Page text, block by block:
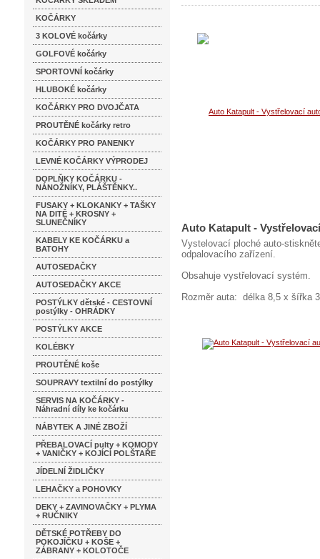
KOČÁRKY
3 KOLOVÉ kočárky
GOLFOVÉ kočárky
SPORTOVNÍ kočárky
HLUBOKÉ kočárky
KOČÁRKY PRO DVOJČATA
PROUTĚNÉ kočárky retro
KOČÁRKY PRO PANENKY
LEVNÉ KOČÁRKY VÝPRODEJ
DOPLŇKY KOČÁRKU -
NÁNOŽNÍKY, PLÁŠTĚNKY..
FUSAKY + KLOKANKY + TAŠKY
NA DITĚ + KROSNY +
SLUNEČNÍKY
KABELY KE KOČÁRKU a
BATOHY
AUTOSEDAČKY
AUTOSEDAČKY AKCE
POSTÝLKY dětské - CESTOVNÍ
postýlky - OHRÁDKY
POSTÝLKY AKCE
KOLÉBKY
PROUTĚNÉ koše
SOUPRAVY textilní do postýlky
SERVIS NA KOČÁRKY -
Náhradní díly ke kočárku
NÁBYTEK A JINÉ ZBOŽÍ
PŘEBALOVACÍ pulty + KOMODY
+ VANIČKY + KOJÍCÍ POLŠTAŘE
JÍDELNÍ ŽIDLIČKY
LEHAČKY a POHOVKY
DEKY + ZAVINOVAČKY + PLYMA
+ RUČNIKY
DĚTSKÉ POTŘEBY DO
POKOJÍČKU + KOŠE +
ZÁBRANY + KOLOTOČE
Auto Katapult -
Vystelovací ploché auto-
odpalovacího zařízení.
Obsahuje vystřelovací systém.
Rozměr auta: délka 8,5 x šířka